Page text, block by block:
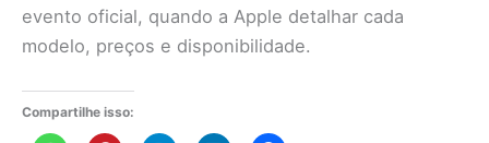
evento oficial, quando a Apple detalhar cada
modelo, preços e disponibilidade.
Compartilhe isso: